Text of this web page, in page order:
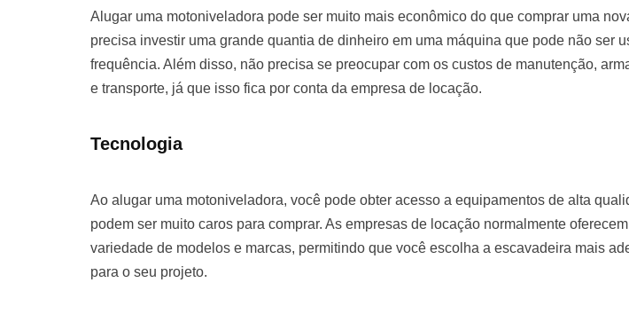
Alugar uma motoniveladora pode ser muito mais econômico do que comprar uma
precisa investir uma grande quantia de dinheiro em uma máquina que pode não ser
frequência. Além disso, não precisa se preocupar com os custos de manutenção,
e transporte, já que isso fica por conta da empresa de locação.
Tecnologia
Ao alugar uma motoniveladora, você pode obter acesso a equipamentos de alta
podem ser muito caros para comprar. As empresas de locação normalmente
variedade de modelos e marcas, permitindo que você escolha a escavadeira mais
para o seu projeto.